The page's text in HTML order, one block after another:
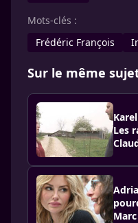
Mots-clés :
Frédéric François
Sur le même
Les